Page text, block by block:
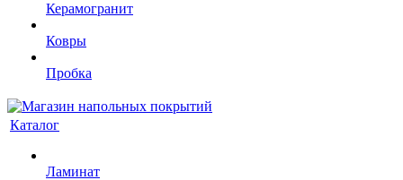
Керамогранит
Ковры
Пробка
Каталог
Ламинат